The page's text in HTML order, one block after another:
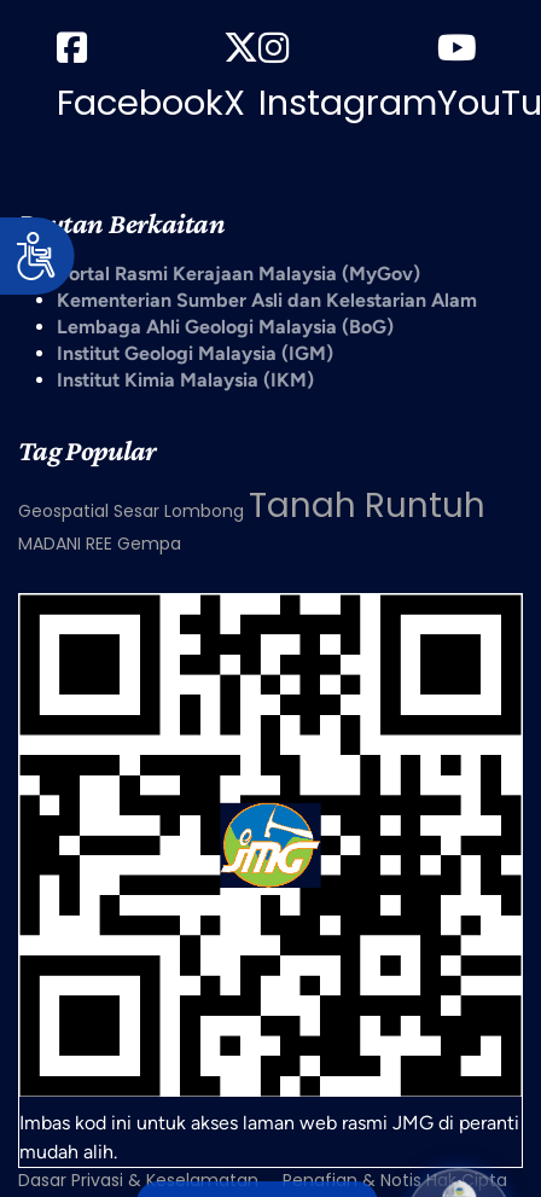
FacebookX Instagram
Pautan Berkaitan
Portal Rasmi Kerajaan Malaysia (MyGov)
Kementerian Sumber Asli dan Kelestarian Alam
Lembaga Ahli Geologi Malaysia (BoG)
Institut Geologi Malaysia (IGM)
Institut Kimia Malaysia (IKM)
Tag Popular
Geospatial Sesar Lombong Tanah Runtuh
MADANI REE Gempa
Imbas kod ini untuk akses laman web rasmi JMG di peranti
mudah alih.
Dasar Privasi & Keselamatan
Penafian & Notis Hak Cipta